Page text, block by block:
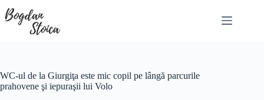
to
content
WC-ul de la Giurgiţa este mic copil pe lângă parcurile
prahovene şi iepuraşii lui Volo